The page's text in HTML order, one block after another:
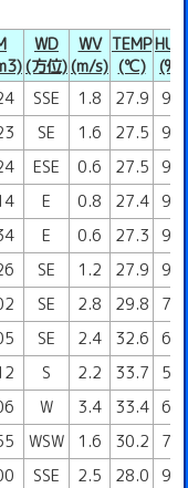
WD
(方位)
WV
(m/s)
TEMP
(℃)
HUM
(%)
SSE 1.8 27.9 94
SE 1.6 27.5 95
ESE 0.6 27.5 96
E 0.8 27.4 96
E 0.6 27.3 97
SE 1.2 27.9 94
SE 2.8 29.8
71
SE 2.4 32.6 61
S 2.2 33.7
56
W 3.4 33.4 61
WSW 1.6 30.2
77
SSE 2.5 28.0 94